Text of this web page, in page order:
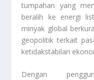
tumpahan yang
beralih ke energi
minyak global
geopolitik terkait
ketidakstabilan
Dengan